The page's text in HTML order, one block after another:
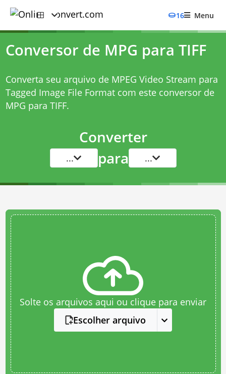
16 Menu
Conversor de MPG para TIFF
Converta seu arquivo de MPEG Video Stream para
Tagged Image File Format com este conversor de
MPG para TIFF.
Converter
... para ...
Solte os arquivos aqui ou clique para enviar
Escolher arquivo